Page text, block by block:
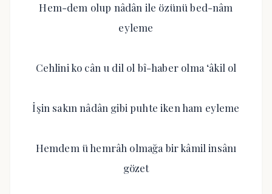
Hem-dem olup nâdân ile özünü bed-nâm
eyleme
Cehlini ko cân u dil ol bî-haber olma ‘âkil ol
İşin sakın nâdân gibi puhte iken ham eyleme
Hemdem ü hemrâh olmağa bir kâmil insânı
gözet